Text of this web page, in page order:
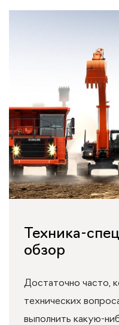
Техника-
обзор
Достаточно часто,
технических
выполнить какую-